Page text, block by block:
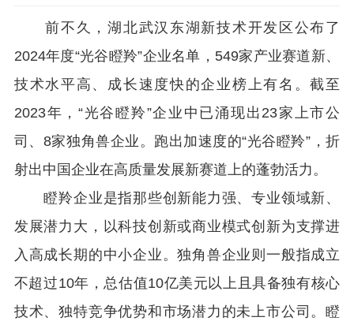
前不久，湖北武汉东湖新技术开发区公布了
2024年度“光谷瞪羚”企业名单， 549家产业赛道新、
技术水平高、成长速度快的企业榜上有名。截至
2023年，“光谷瞪羚”企业中已涌现出 23家上市公
司、 8家独角兽企业。跑出加速度的“光谷瞪羚”，折
射出中国企业在高质量发展新赛道上的蓬勃活力。
瞪羚企业是指那些创新能力强、专业领域新、
发展潜力大，以科技创新或商业模式创新为支撑进
入高成长期的中小企业。独角兽企业则一般指成立
不超过10年，总估值10亿美元以上且具备独有核心
技术、独特竞争优势和市场潜力的未上市公司。瞪